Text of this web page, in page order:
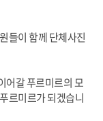
들이 함께 단체사진
어갈 푸르미르의 모
르미르가 되겠습니